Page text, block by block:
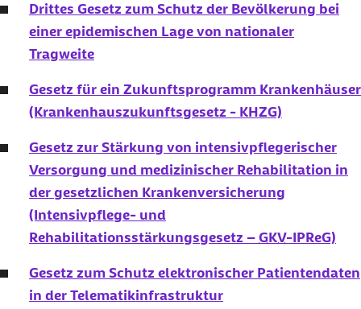
Drittes Gesetz zum Schutz der Bevölkerung bei
einer epidemischen Lage von nationaler
Tragweite
Gesetz für ein Zukunftsprogramm Krankenhäuser
(Krankenhauszukunftsgesetz - KHZG)
Gesetz zur Stärkung von intensivpflegerischer
Versorgung und medizinischer Rehabilitation in
der gesetzlichen Krankenversicherung
(Intensivpflege- und
Rehabilitationsstärkungsgesetz – GKV-IPReG)
Gesetz zum Schutz elektronischer Patientendaten
in der Telematikinfrastruktur